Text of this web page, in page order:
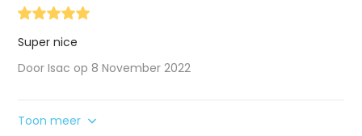
Super nice
Door Isac op 8 November 2022
Toon meer